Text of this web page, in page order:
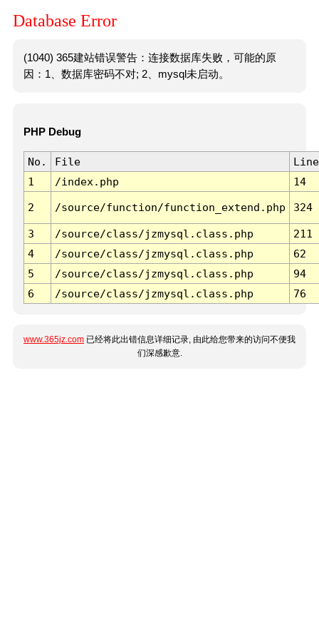
Database Error
(1040) 365建站错误警告：连接数据库失败，可能的原
因：1、数据库密码不对; 2、mysql未启动。
PHP Debug
No. File
Line
1
/index.php 14
2 /source/function/function_extend.php 324
3 /source/class/jzmysql.class.php
211
4
/source/class/jzmysql.class.php
62
5
/source/class/jzmysql.class.php
94
6
/source/class/jzmysql.class.php 76
www.365jz.com 已经将此出错信息详细记录, 由此给您带来的访问不便我
们深感歉意.